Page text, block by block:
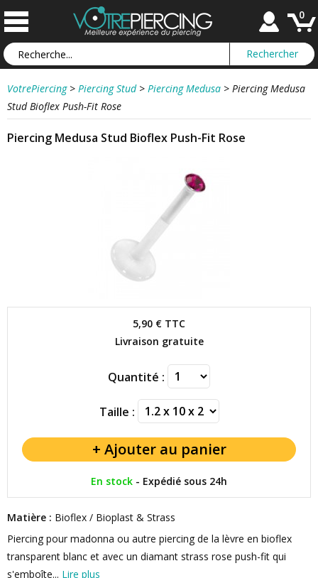
0
VotrePiercing > Piercing Stud > Piercing Medusa > Piercing Medusa
Stud Bioflex Push-Fit Rose
Piercing Medusa Stud Bioflex Push-Fit Rose
5,90 € TTC
Livraison gratuite
Quantité :
Taille :
En stock - Expédié sous 24h
Matière : Bioflex / Bioplast & Strass
Piercing pour madonna ou autre piercing de la lèvre en bioflex
transparent blanc et avec un diamant strass rose push-fit qui
s'emboîte... Lire plus